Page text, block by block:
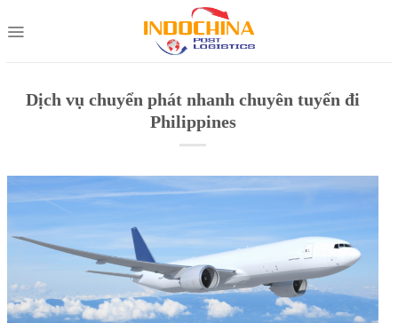
to
Dịch vụ chuyển phát nhanh chuyên tuyến đi
Philippines